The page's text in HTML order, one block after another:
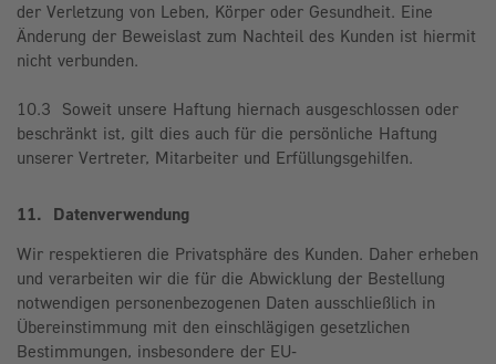
der Verletzung von Leben, Körper oder Gesundheit. Eine
Änderung der Beweislast zum Nachteil des Kunden ist hiermit
nicht verbunden.
10.3 Soweit unsere Haftung hiernach ausgeschlossen oder
beschränkt ist, gilt dies auch für die persönliche Haftung
unserer Vertreter, Mitarbeiter und Erfüllungsgehilfen.
11. Datenverwendung
Wir respektieren die Privatsphäre des Kunden. Daher erheben
und verarbeiten wir die für die Abwicklung der Bestellung
notwendigen personenbezogenen Daten ausschließlich in
Übereinstimmung mit den einschlägigen gesetzlichen
Bestimmungen, insbesondere der EU-